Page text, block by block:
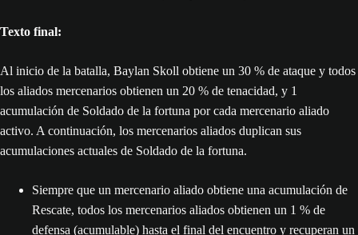
Texto final:
Al inicio de la batalla, Baylan Skoll obtiene un 30 % de ataque y todos
los aliados mercenarios obtienen un 20 % de tenacidad, y 1
acumulación de Soldado de la fortuna por cada mercenario aliado
activo. A continuación, los mercenarios aliados duplican sus
acumulaciones actuales de Soldado de la fortuna.
Siempre que un mercenario aliado obtiene una acumulación de
Rescate, todos los mercenarios aliados obtienen un 1 % de
defensa (acumulable) hasta el final del encuentro y recuperan un